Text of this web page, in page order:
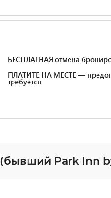
БЕСПЛАТНАЯ отмена
ПЛАТИТЕ НА МЕСТЕ —
требуется
Park Inn